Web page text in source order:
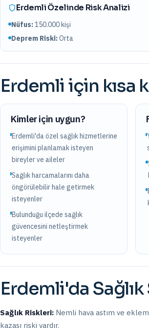
ErdemliÖzelinde Risk Analizi
Nüfus:150.000kişi
Deprem Riski:Orta
Erdemli için kısa
Kimler için uygun?
Erdemli'da özel sağlık hizmetlerine
erişimini planlamak isteyen
bireyler ve aileler
Sağlık harcamalarını daha
öngörülebilir hale getirmek
isteyenler
Bulunduğu ilçede sağlık
güvencesini netleştirmek
isteyenler
Erdemli'da
Sağlık Riskleri: Nemli hava astım ve
kazası riski vardır.